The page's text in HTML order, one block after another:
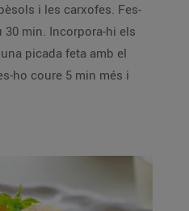
i les carxofes. Fes-
el
ho coure 5 min més i